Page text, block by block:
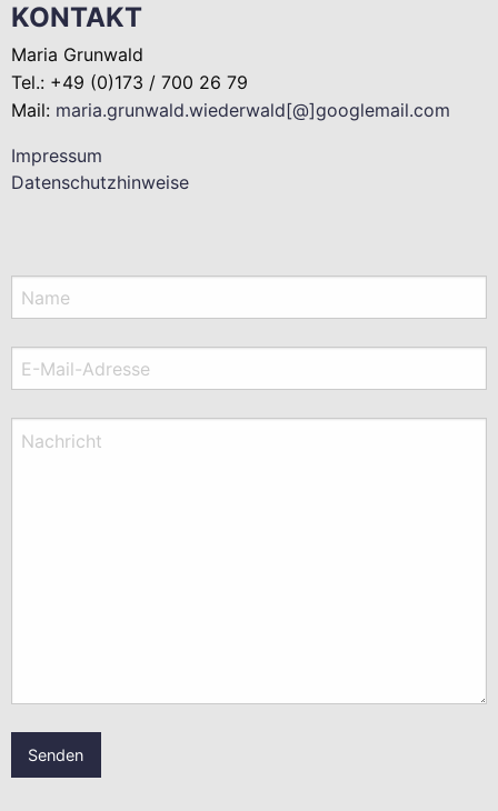
KONTAKT
Maria Grunwald
Tel.: +49 (0)173 / 700 26 79
Mail: maria.grunwald.wiederwald[@]googlemail.com
Impressum
Datenschutzhinweise
Name
E-Mail-Adresse
Nachricht